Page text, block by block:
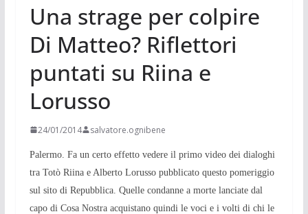
Una strage per colpire
Di Matteo? Riflettori
puntati su Riina e
Lorusso
24/01/2014 salvatore.ognibene
Palermo. Fa un certo effetto vedere il primo video dei dialoghi
tra Totò Riina e Alberto Lorusso pubblicato questo pomeriggio
sul sito di Repubblica. Quelle condanne a morte lanciate dal
capo di Cosa Nostra acquistano quindi le voci e i volti di chi le